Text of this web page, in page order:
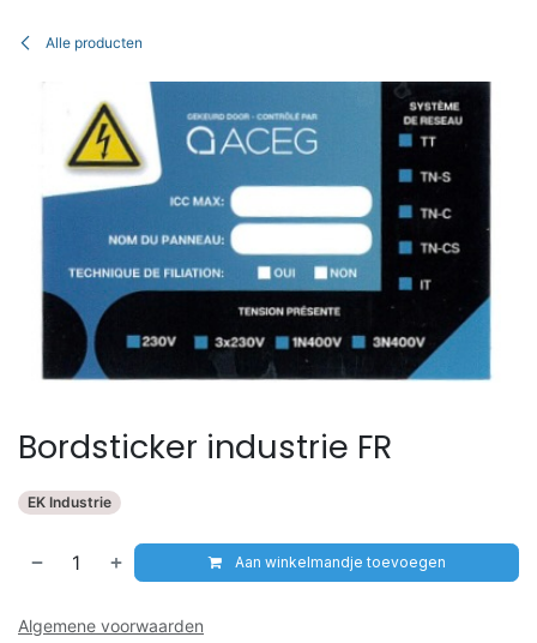
Alle producten
Bordsticker industrie FR
EK Industrie
Aan winkelmandje toevoegen
Algemene voorwaarden